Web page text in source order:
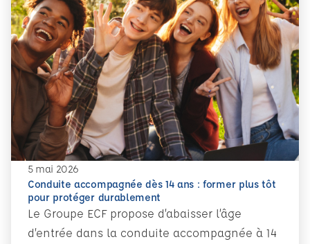
5 mai 2026
Conduite accompagnée dès 14 ans : former plus tôt
pour protéger durablement
Le Groupe ECF propose d’abaisser l’âge
d’entrée dans la conduite accompagnée à 14